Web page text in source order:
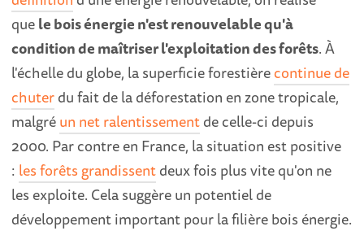
quele bois énergie n'est renouvelable qu'à
condition de maîtriser l'exploitation des forêts. À
l'échelle du globe, la superficie forestièrecontinue de
chuterdu fait de la déforestation en zone tropicale,
malgréun net ralentissementde celle-ci depuis
2000. Par contre en France, la situation est positive
: les forêts grandissentdeux fois plus vite qu'on ne
les exploite. Cela suggère un potentiel de
développement important pour la filière bois énergie.